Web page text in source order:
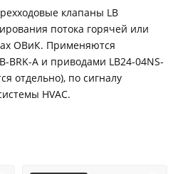
клапаны LB
потока горячей или
ОВиК. Применяются
BRK-A и приводами LB24-04NS-
отдельно), по сигналу
HVAC.